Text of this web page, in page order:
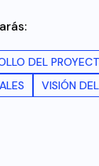
DEL
VISIÓN